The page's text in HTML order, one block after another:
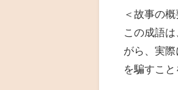
＜故事の概
この成語
がら、実
を騙すこ